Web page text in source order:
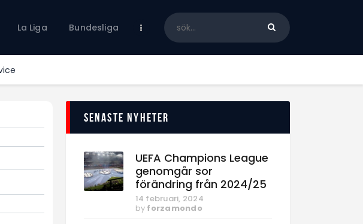
La Liga Bundesliga
Senaste nyheter
UEFA Champions League
genomgår sor
förändring från 2024/25
14 februari, 2024
by forzamondo